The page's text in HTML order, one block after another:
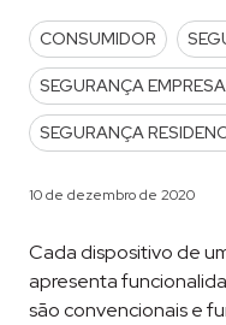
POSTED IN
CONSUMIDOR
SEGURANÇA
SEGURANÇA
Publicado em
10 de dezembro de 2020
Cada dispositivo de
apresenta
são convencionais e